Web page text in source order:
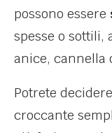
possono essere
spesse o sottili,
anice, cannella
Potrete
croccante